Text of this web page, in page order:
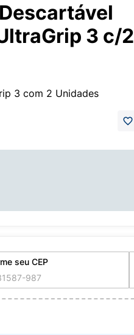
3 c/2
3 com 2 Unidades
seu CEP